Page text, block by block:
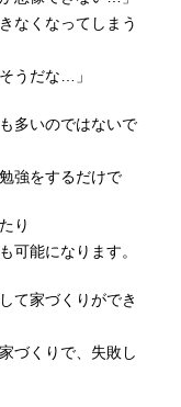
なくなってしまう
うだな…」
多いのではないで
強をするだけで
り
可能になります。
て家づくりができ
づくりで、失敗し